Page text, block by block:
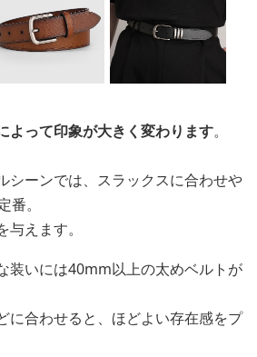
よって印象が大きく変わります。
シーンでは、スラックスに合わせや
。
えます。
装いには40mm以上の太めベルトが
に合わせると、ほどよい存在感をプ